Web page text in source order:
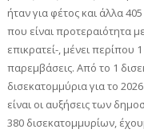
ήταν για φέτος και άλλα
που είναι προτεραιότητα
επικρατεί-, μένει περίπου
παρεμβάσεις. Από το 1
δισεκατομμύρια για το
είναι οι αυξήσεις των
380 δισεκατομμυρίων,